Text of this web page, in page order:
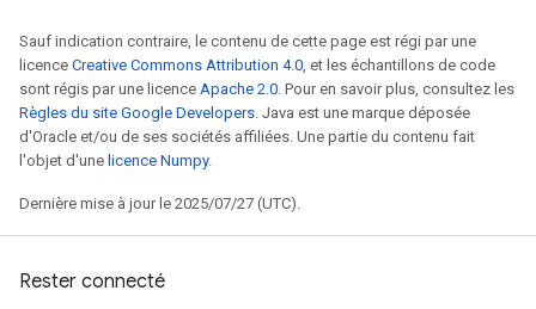
Sauf indication contraire, le contenu de cette page est régi par une
licence Creative Commons Attribution 4.0, et les échantillons de code
sont régis par une licence Apache 2.0. Pour en savoir plus, consultez les
Règles du site Google Developers. Java est une marque déposée
d'Oracle et/ou de ses sociétés affiliées. Une partie du contenu fait
l'objet d'une licence Numpy.
Dernière mise à jour le 2025/07/27 (UTC).
Rester connecté